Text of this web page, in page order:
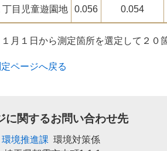
丁目児童遊園地 0.056 0.054
月１日から測定箇所を選定して２０
ページへ戻る
に関するお問い合わせ先
環境推進課 環境対策係